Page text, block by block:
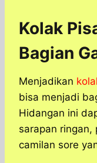
Kolak
Bagian
Menjadikan
bisa menjadi
Hidangan ini
sarapan ringan,
camilan sore